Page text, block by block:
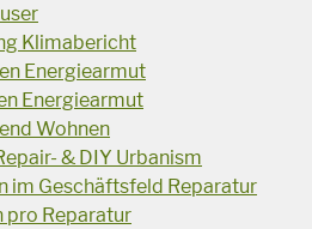
Klimabericht
Energiearmut
Energiearmut
Wohnen
& DIY Urbanism
im Geschäftsfeld Reparatur
pro Reparatur